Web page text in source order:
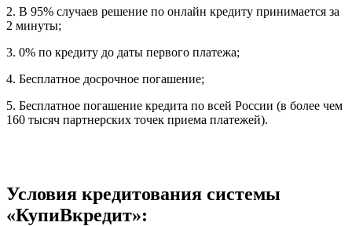
2. В 95% случаев решение по онлайн кредиту принимается за
2 минуты;
3. 0% по кредиту до даты первого платежа;
4. Бесплатное досрочное погашение;
5. Бесплатное погашение кредита по всей России (в более чем
160 тысяч партнерских точек приема платежей).
Условия кредитования системы
«КупиВкредит»: